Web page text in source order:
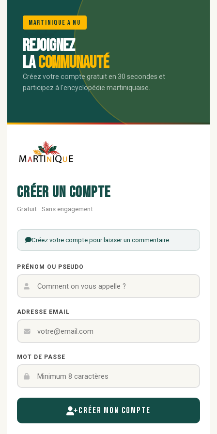
🌺
Martinique A Nu
Rejoignez
lacommunauté
Créez votre compte gratuit en 30 secondes et
participez à l'encyclopédie martiniquaise.
Créer un compte
Gratuit · Sans engagement
Créez votre compte pour laisser un commentaire.
PRÉNOM OU PSEUDO
ADRESSE EMAIL
MOT DE PASSE
Créer mon compte